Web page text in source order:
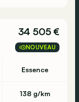
34 505 €
NOUVEAU
Essence
138 g/km